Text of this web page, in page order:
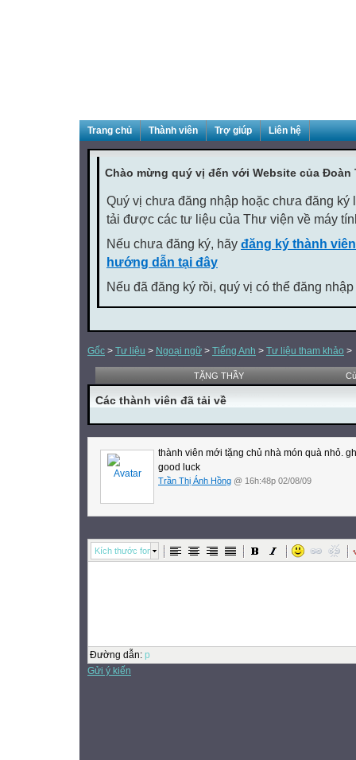
Trang chủ Thành viên Trợ giúp Liên hệ
Chào mừng quý vị đến với Website của Đoàn
Quý vị chưa đăng nhập hoặc chưa đăng ký
tải được các tư liệu của Thư viện về máy
Nếu chưa đăng ký, hãy đăng ký thành
hướng dẫn tại đây
Nếu đã đăng ký rồi, quý vị có thể đăng
Gốc > Tư liệu > Ngoại ngữ > Tiếng Anh > Tư liệu tham khảo >
TẶNG THẦY
Các thành viên đã tải về
thành viên mới tặng chủ nhà món quà nhỏ.
good luck
Trần Thị Ánh Hồng @ 16h:48p 02/08/09
Kích thước font
Đường dẫn: p
Gửi ý kiến